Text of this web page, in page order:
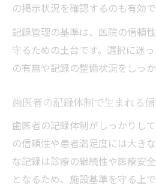
の掲示状況を確認するのも有効で
記録管理の基準は、医院の信頼
守るための土台です。選択に迷
の有無や記録の整備状況をしっ
歯医者の記録体制で生まれる
歯医者の記録体制がしっかりし
の信頼性や患者満足度には大き
な記録は診療の継続性や医療安
となるため、施設基準を守る上